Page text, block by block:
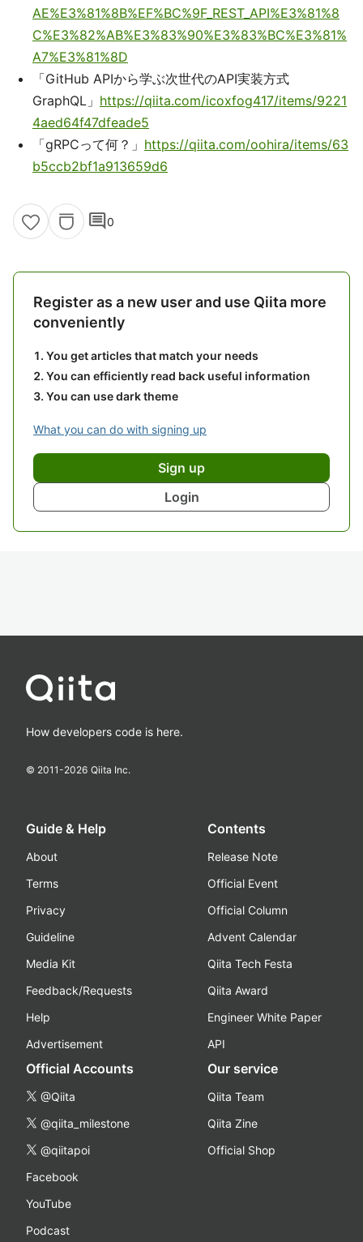
AE%E3%81%8B%EF%BC%9F_REST_API%E3%81%8
C%E3%82%AB%E3%83%90%E3%83%BC%E3%81%
A7%E3%81%8D
「GitHub APIから学ぶ次世代のAPI実装方式
GraphQL」 https://qiita.com/icoxfog417/items/9221
4aed64f47dfeade5
「gRPCって何？」 https://qiita.com/oohira/items/63
b5ccb2bf1a913659d6
comment0
Register as a new user and use Qiita more
conveniently
You get articles that match your needs
You can efficiently read back useful information
You can use dark theme
What you can do with signing up
Sign up
Login
How developers code is here.
© 2011-2026 Qiita Inc.
Guide & Help
About
Terms
Privacy
Guideline
Media Kit
Feedback/Requests
Help
Advertisement
Contents
Release Note
Official Event
Official Column
Advent Calendar
Qiita Tech Festa
Qiita Award
Engineer White Paper
API
Official Accounts
@Qiita
@qiita_milestone
@qiitapoi
Facebook
YouTube
Podcast
Our service
Qiita Team
Qiita Zine
Official Shop